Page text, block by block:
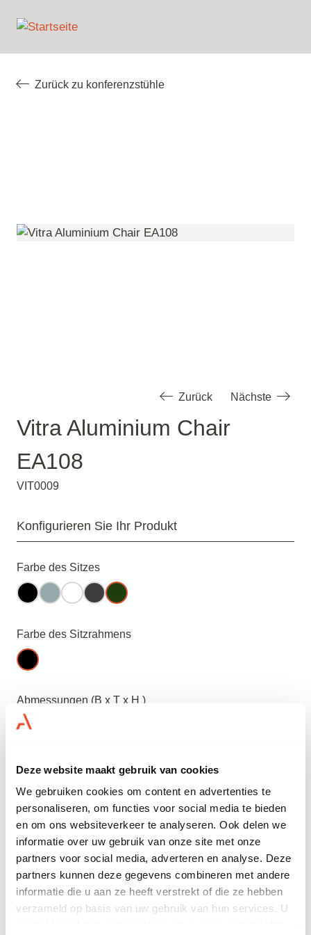
Deze website maakt gebruik van cookies
We gebruiken cookies om content en advertenties te
personaliseren, om functies voor social media te bieden
en om ons websiteverkeer te analyseren. Ook delen we
informatie over uw gebruik van onze site met onze
partners voor social media, adverteren en analyse. Deze
partners kunnen deze gegevens combineren met andere
informatie die u aan ze heeft verstrekt of die ze hebben
verzameld op basis van uw gebruik van hun services. U
zum
Anfrage
Zurück zu konferenzstühle
Zurück Nächste
Vitra Aluminium Chair
EA108
VIT0009
Konfigurieren Sie Ihr Produkt
Farbe des Sitzes
Farbe des Sitzrahmens
Abmessungen (B x T x H )
56 x 54 x 81 CM
Hinzufügen
Brauchen Sie Hilfe? Kontaktieren Sie uns
14.000 m2 Lagerfläche
Schon ab 1 Tag mieten
Nur A-Marken-Möbel